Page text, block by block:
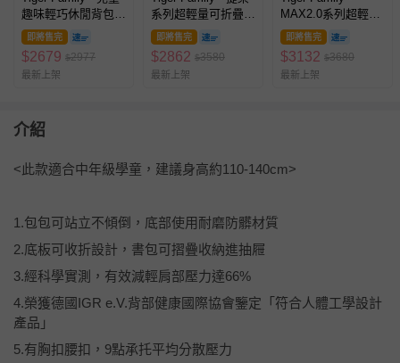
趣味輕巧休閒背包
(小尺寸)-花花世界
│Kanga 大掛包
【團購優惠】-贈三
件組 (野餐墊+小掛
不另行通知另行通知
即將售完
$2679 $2977
最新上架
系列超輕量可折疊護
脊書包-雲寶&碧琪
(聯名款)
即將售完
$2862 $3580
最新上架
MAX2.0系列超輕量
護脊書包Pro 2S-藍
天
即將售完
$3132 $3680
最新上架
介紹
<此款適合中年級學童，建議身高約110-140cm>
1.包包可站立不傾倒，底部使用耐磨防髒材質
2.底板可收折設計，書包可摺疊收納進抽屜
3.經科學實測，有效減輕肩部壓力達66%
4.榮獲德國IGR e.V.背部健康國際協會鑒定「符合人體工學設計
產品」
5.有胸扣腰扣，9點承托平均分散壓力